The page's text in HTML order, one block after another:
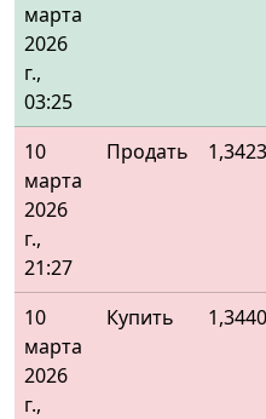
марта
2026
г.,
03:25
10
марта
2026
г.,
21:27
Продать 1,3423
10
марта
2026
г.,
Купить 1,3440